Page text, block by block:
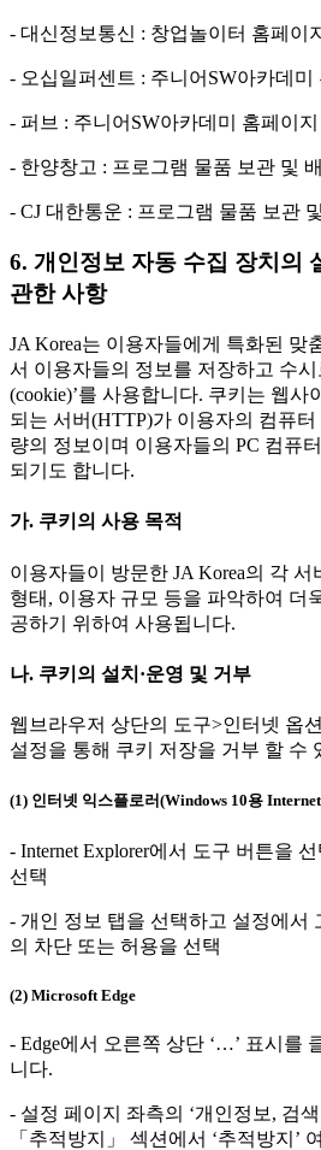
- 대신정보통신 : 창업놀이터 홈페이
- 오십일퍼센트 : 주니어SW아카데미
- 퍼브 : 주니어SW아카데미 홈페이지
- 한양창고 : 프로그램 물품 보관 및
- CJ 대한통운 : 프로그램 물품 보관
6. 개인정보 자동 수집 장치의
관한 사항
JA Korea는 이용자들에게 특화된 맞
서 이용자들의 정보를 저장하고 수시
(cookie)’를 사용합니다. 쿠키는 웹사
되는 서버(HTTP)가 이용자의 컴퓨
량의 정보이며 이용자들의 PC 컴퓨
되기도 합니다.
가. 쿠키의 사용 목적
이용자들이 방문한 JA Korea의 각
형태, 이용자 규모 등을 파악하여 더
공하기 위하여 사용됩니다.
나. 쿠키의 설치·운영 및 거부
웹브라우저 상단의 도구>인터넷 옵
설정을 통해 쿠키 저장을 거부 할 수
(1) 인터넷 익스플로러(Windows 10용
- Internet Explorer에서 도구 버튼을
선택
- 개인 정보 탭을 선택하고 설정에서
의 차단 또는 허용을 선택
(2) Microsoft Edge
- Edge에서 오른쪽 상단 ‘…’ 표시를
니다.
- 설정 페이지 좌측의 ‘개인정보, 검
「추적방지」 섹션에서 ‘추적방지’